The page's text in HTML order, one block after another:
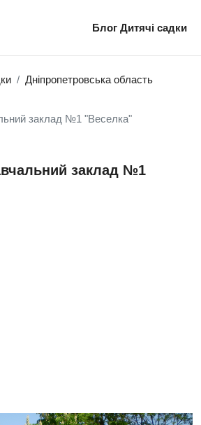
Блог Дитячі садки
Дніпропетровська область
заклад №1 "Веселка"
заклад №1